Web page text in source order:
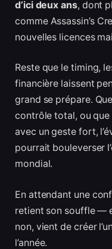
d’ici deux ans, dont
comme Assassin’s
nouvelles licences
Reste que le timing,
financière laissent
grand se prépare.
contrôle total, ou
avec un geste fort,
pourrait bouleverser
mondial.
En attendant une
retient son souffle —
non, vient de créer
l’année.